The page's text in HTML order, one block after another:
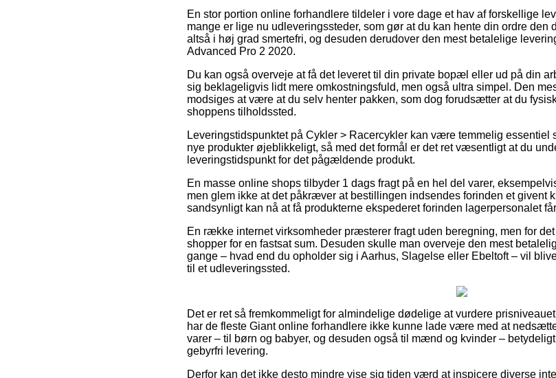
En stor portion online forhandlere tildeler i vore dage et hav af forskellige
mange er lige nu udleveringssteder, som gør at du kan hente din ordre den
altså i høj grad smertefri, og desuden derudover den mest betalelige
Advanced Pro 2 2020.
Du kan også overveje at få det leveret til din private bopæl eller ud på din
sig beklageligvis lidt mere omkostningsfuld, men også ultra simpel. Den
modsiges at være at du selv henter pakken, som dog forudsætter at du
shoppens tilholdssted.
Leveringstidspunktet på Cykler > Racercykler kan være temmelig essentiel
nye produkter øjeblikkeligt, så med det formål er det ret væsentligt at du
leveringstidspunkt for det pågældende produkt.
En masse online shops tilbyder 1 dags fragt på en hel del varer,
men glem ikke at det påkræver at bestillingen indsendes forinden et givent
sandsynligt kan nå at få produkterne ekspederet forinden lagerpersonalet
En række internet virksomheder præsterer fragt uden beregning, men for
shopper for en fastsat sum. Desuden skulle man overveje den mest
gange – hvad end du opholder sig i Aarhus, Slagelse eller Ebeltoft – vil
til et udleveringssted.
Det er ret så fremkommeligt for almindelige dødelige at vurdere
har de fleste Giant online forhandlere ikke kunne lade være med at
varer – til børn og babyer, og desuden også til mænd og kvinder –
gebyrfri levering.
Derfor kan det ikke desto mindre vise sig tiden værd at inspicere diverse